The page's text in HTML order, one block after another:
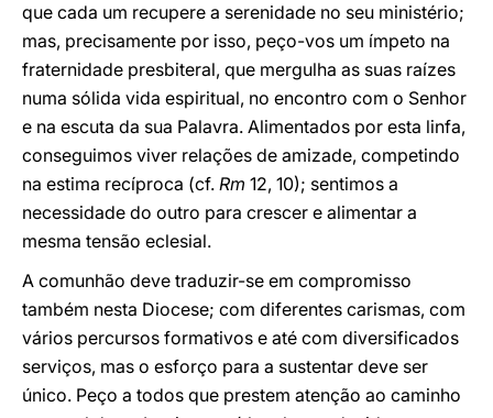
que cada um recupere a serenidade no seu ministério;
mas, precisamente por isso, peço-vos um ímpeto na
fraternidade presbiteral, que mergulha as suas raízes
numa sólida vida espiritual, no encontro com o Senhor
e na escuta da sua Palavra. Alimentados por esta linfa,
conseguimos viver relações de amizade, competindo
na estima recíproca (cf. Rm 12, 10); sentimos a
necessidade do outro para crescer e alimentar a
mesma tensão eclesial.
A comunhão deve traduzir-se em compromisso
também nesta Diocese; com diferentes carismas, com
vários percursos formativos e até com diversificados
serviços, mas o esforço para a sustentar deve ser
único. Peço a todos que prestem atenção ao caminho